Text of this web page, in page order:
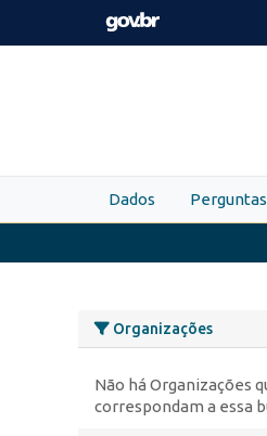
Skip to main content
Dados
Organizações
Não há Organizações
correspondam a essa